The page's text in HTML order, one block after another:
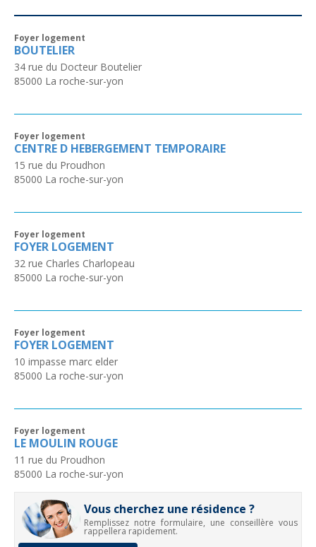
Foyer logement
BOUTELIER
34 rue du Docteur Boutelier
85000 La roche-sur-yon
Foyer logement
CENTRE D HEBERGEMENT TEMPORAIRE
15 rue du Proudhon
85000 La roche-sur-yon
Foyer logement
FOYER LOGEMENT
32 rue Charles Charlopeau
85000 La roche-sur-yon
Foyer logement
FOYER LOGEMENT
10 impasse marc elder
85000 La roche-sur-yon
Foyer logement
LE MOULIN ROUGE
11 rue du Proudhon
85000 La roche-sur-yon
Vous cherchez une résidence ?
Remplissez notre formulaire, une conseillère vous
rappellera rapidement.